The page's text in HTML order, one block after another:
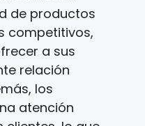
de productos
competitivos,
a sus
relación
los
atención